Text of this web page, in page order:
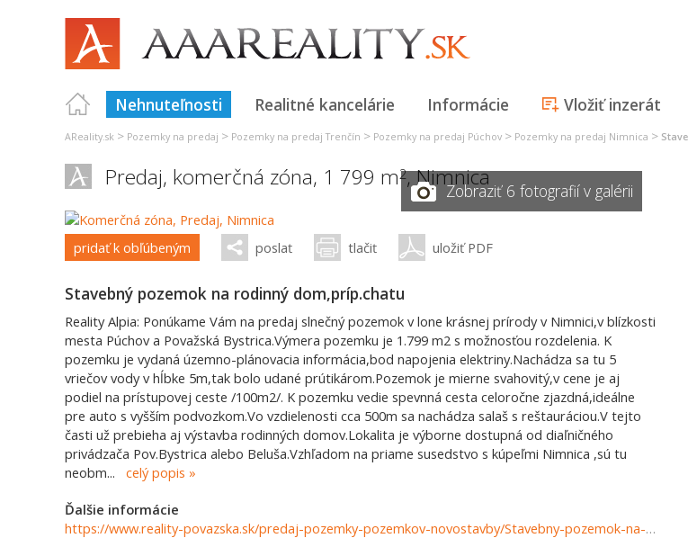
Nehnuteľnosti Realitné kancelárie Informácie Vložiť inzerát
AReality.sk > Pozemky na predaj > Pozemky na predaj Trenčín > Pozemky na predaj Púchov > Pozemky na predaj Nimnica >
Predaj, komerčná zóna, 1 799 m2,Nimnica
Zobraziť 6 fotografií v galérii
pridať k obľúbeným poslať tlačiť uložiť PDF
Stavebný pozemok na rodinný dom,príp.chatu
Reality Alpia: Ponúkame Vám na predaj slnečný pozemok v lone krásnej prírody v Nimnici,v blízkosti
mesta Púchov a Považská Bystrica.Výmera pozemku je 1.799 m2 s možnosťou rozdelenia. K
pozemku je vydaná územno-plánovacia informácia,bod napojenia elektriny.Nachádza sa tu 5
vriečov vody v hĺbke 5m,tak bolo udané prútikárom.Pozemok je mierne svahovitý,v cene je aj
podiel na prístupovej ceste /100m2/. K pozemku vedie spevnná cesta celoročne zjazdná,ideálne
pre auto s vyšším podvozkom.Vo vzdielenosti cca 500m sa nachádza salaš s reštauráciou.V tejto
časti už prebieha aj výstavba rodinných domov.Lokalita je výborne dostupná od diaľničného
privádzača Pov.Bystrica alebo Beluša.Vzhľadom na priame susedstvo s kúpeľmi Nimnica ,sú tu
neobm... celý popis
Ďalšie informácie
https://www.reality-povazska.sk/predaj-pozemky-pozemkov-novostavby/Stavebny-pozemok-na-rodinny-domprip.chatu-34108/?utm_source=areality&utm_medium=xml&utm_term=34108&utm_content=chalupa&utm_campaign=portaly